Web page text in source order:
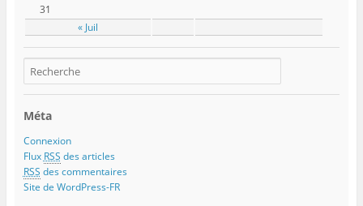
« Juil
31
Méta
Connexion
Flux RSS des articles
RSS des commentaires
Site de WordPress-FR